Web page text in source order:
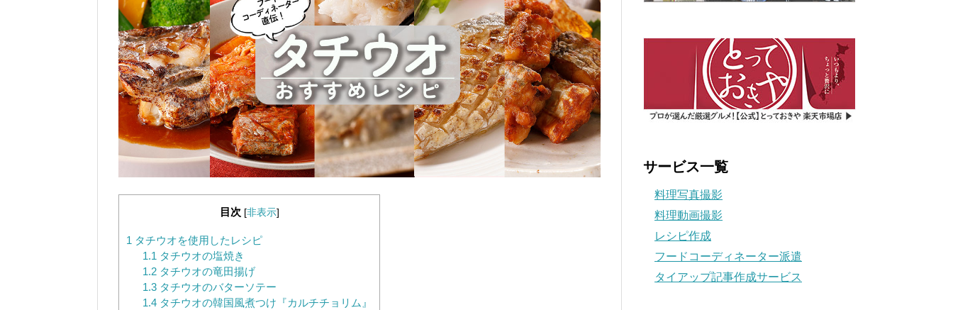
目次 [非表示]
1 タチウオを使用したレシピ
1.1 タチウオの塩焼き
1.2タチウオの竜田揚げ
1.3タチウオのバターソテー
1.4タチウオの韓国風煮つけ『カルチチョリム』
サービス一覧
料理写真撮影
料理動画撮影
レシピ作成
フードコーディネーター派遣
タイアップ記事作成サービス